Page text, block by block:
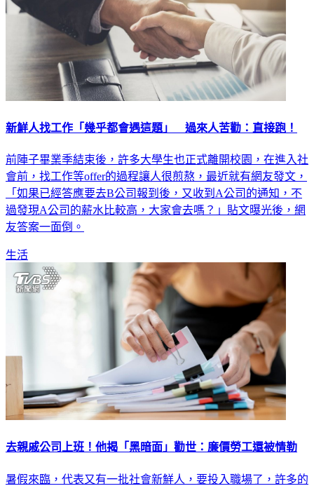
新鮮人找工作「幾乎都會遇這題」 過來人苦勸：直接跑！
前陣子畢業季結束後，許多大學生也正式離開校園，在進入社
會前，找工作等offer的過程讓人很煎熬，最近就有網友發文，
「如果已經答應要去B公司報到後，又收到A公司的通知，不
過發現A公司的薪水比較高，大家會去嗎？」貼文曝光後，網
友答案一面倒。
生活
去親戚公司上班！他揭「黑暗面」勸世：廉價勞工還被情勒
暑假來臨，代表又有一批社會新鮮人，要投入職場了，許多的